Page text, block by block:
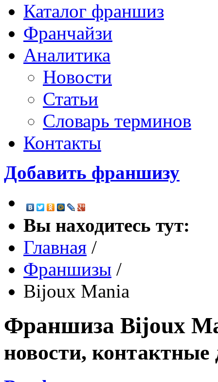
Каталог франшиз
Франчайзи
Аналитика
Новости
Статьи
Словарь терминов
Контакты
Добавить франшизу
Вы находитесь тут:
Главная /
Франшизы /
Bijoux Mania
Франшиза Bijoux
новости,